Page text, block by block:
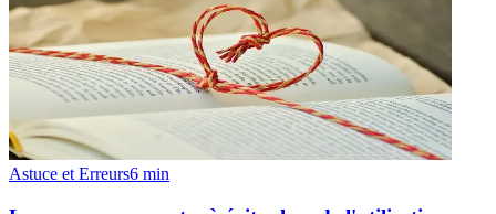
Astuce et Erreurs6 min